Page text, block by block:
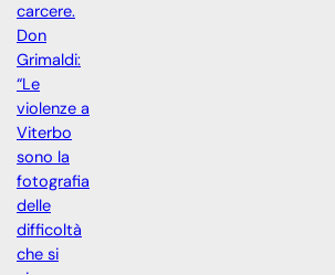
carcere.
Don
Grimaldi:
“Le
violenze a
Viterbo
sono la
fotografia
delle
difficoltà
che si